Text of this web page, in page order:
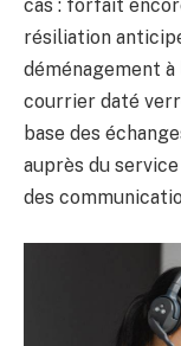
cas : forfait
résiliation
déménagement à
courrier daté
base des
auprès du
des